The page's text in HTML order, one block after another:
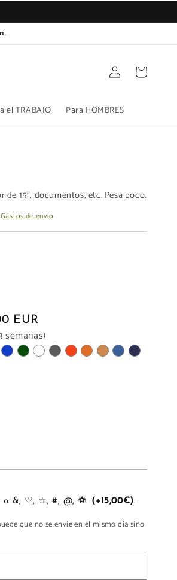
el TRABAJO Para HOMBRES
Iniciar
sesión
Carrito
de 15", documentos, etc. Pesa poco.
Gastos de envío.
EUR
semanas)
PERSONALIZA con letras, números o &, ♡, ☆, #, @, ⚽. (+15,00€).
que no se envíe en el mismo día sino